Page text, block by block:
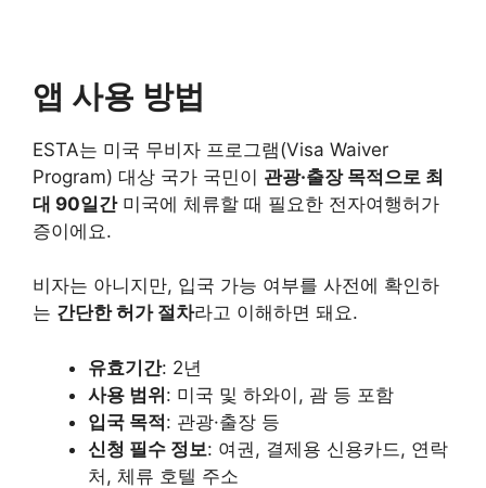
앱 사용 방법
ESTA는 미국 무비자 프로그램(Visa Waiver
Program) 대상 국가 국민이 관광·출장 목적으로 최
대 90일간미국에 체류할 때 필요한 전자여행허가
증이에요.
비자는 아니지만, 입국 가능 여부를 사전에 확인하
는 간단한 허가 절차라고 이해하면 돼요.
유효기간: 2년
사용 범위: 미국 및 하와이, 괌 등 포함
입국 목적: 관광·출장 등
신청 필수 정보: 여권, 결제용 신용카드, 연락
처, 체류 호텔 주소